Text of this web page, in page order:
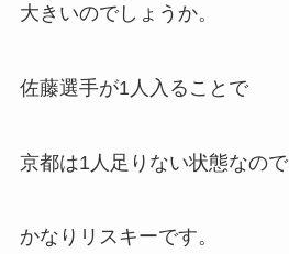
大きいのでしょうか。
佐藤選手が1人入ることで
京都は1人足りない状態なので
かなりリスキーです。